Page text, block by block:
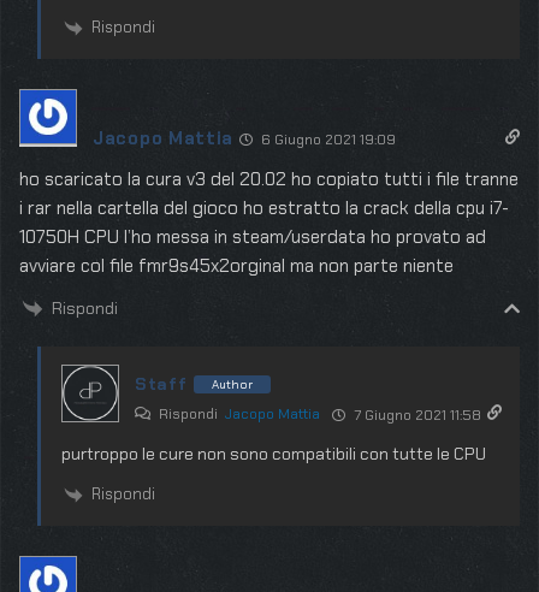
Rispondi
Jacopo Mattia 6 Giugno 2021 19:09
ho scaricato la cura v3 del 20.02 ho copiato tutti i file tranne
i rar nella cartella del gioco ho estratto la crack della cpu i7-
10750H CPU l’ho messa in steam/userdata ho provato ad
avviare col file fmr9s45x2orginal ma non parte niente
Rispondi
Staff Author
Rispondi Jacopo Mattia 7 Giugno 2021 11:58
purtroppo le cure non sono compatibili con tutte le CPU
Rispondi